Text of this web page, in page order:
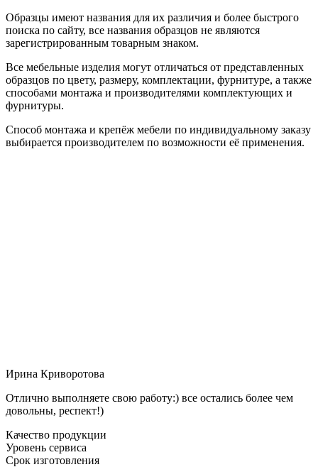
Образцы имеют названия для их различия и более быстрого
поиска по сайту, все названия образцов не являются
зарегистрированным товарным знаком.
Все мебельные изделия могут отличаться от представленных
образцов по цвету, размеру, комплектации, фурнитуре, а также
способами монтажа и производителями комплектующих и
фурнитуры.
Способ монтажа и крепёж мебели по индивидуальному заказу
выбирается производителем по возможности её применения.
Ирина Криворотова
Отлично выполняете свою работу:) все остались более чем
довольны, респект!)
Качество продукции
Уровень сервиса
Срок изготовления